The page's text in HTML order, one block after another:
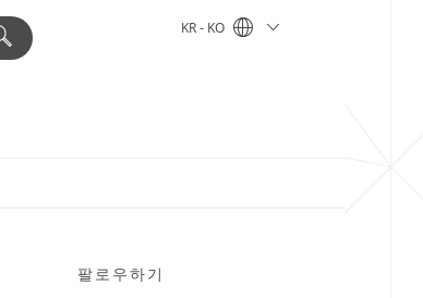
KR - KO
팔로우하기